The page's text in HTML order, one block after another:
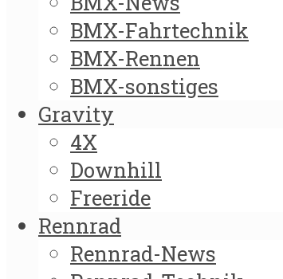
BMX-Fahrtechnik
BMX-Rennen
BMX-sonstiges
Gravity
4X
Downhill
Freeride
Rennrad
Rennrad-News